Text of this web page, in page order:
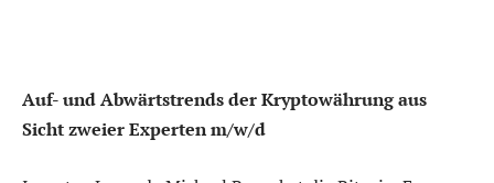
Auf- und Abwärtstrends der Kryptowährung aus
Sicht zweier Experten m/w/d